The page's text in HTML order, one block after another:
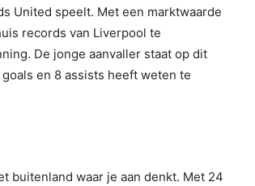
United speelt. Met een marktwaarde
records van Liverpool te
De jonge aanvaller staat op dit
en 8 assists heeft weten te
buitenland waar je aan denkt. Met 24